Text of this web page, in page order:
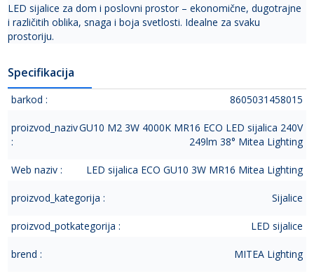
LED sijalice za dom i poslovni prostor – ekonomične, dugotrajne
i različitih oblika, snaga i boja svetlosti. Idealne za svaku
prostoriju.
Specifikacija
barkod : 8605031458015
proizvod_naziv
:
GU10 M2 3W 4000K MR16 ECO LED sijalica 240V
249lm 38° Mitea Lighting
Web naziv : LED sijalica ECO GU10 3W MR16 Mitea Lighting
proizvod_kategorija : Sijalice
proizvod_potkategorija : LED sijalice
brend : MITEA Lighting